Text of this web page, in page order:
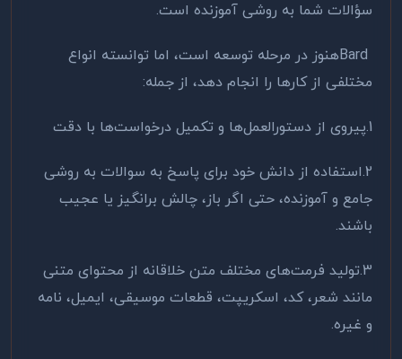
سؤالات شما به روشی آموزنده است.
Bardهنوز در مرحله توسعه است، اما توانسته انواع
مختلفی از کارها را انجام دهد، از جمله:
1.پیروی از دستورالعمل‌ها و تکمیل درخواست‌ها با دقت
2.استفاده از دانش خود برای پاسخ به سوالات به روشی
جامع و آموزنده، حتی اگر باز، چالش برانگیز یا عجیب
باشند.
3.تولید فرمت‌های مختلف متن خلاقانه از محتوای متنی
مانند شعر، کد، اسکریپت، قطعات موسیقی، ایمیل، نامه
و غیره.